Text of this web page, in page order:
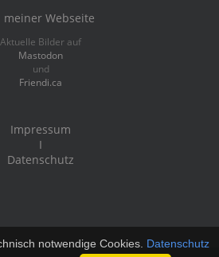
notwendige Cookies. Datenschutz
meiner Webseite
Aktuelle Bilder auf
Mastodon
und
Friendi.ca
Impressum
I
Datenschutz